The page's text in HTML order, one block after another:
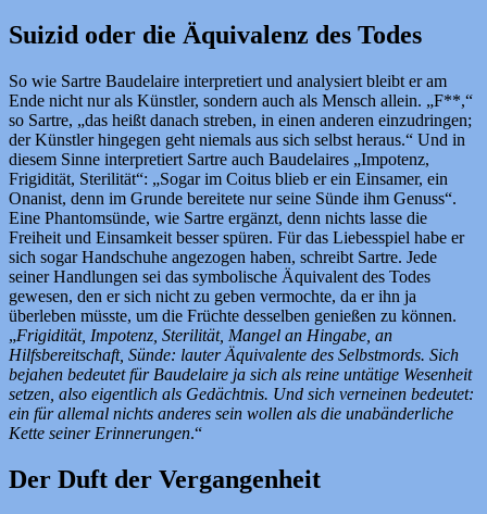
Suizid oder die Äquivalenz des Todes
So wie Sartre Baudelaire interpretiert und analysiert bleibt er am
Ende nicht nur als Künstler, sondern auch als Mensch allein. „F**,“
so Sartre, „das heißt danach streben, in einen anderen einzudringen;
der Künstler hingegen geht niemals aus sich selbst heraus.“ Und in
diesem Sinne interpretiert Sartre auch Baudelaires „Impotenz,
Frigidität, Sterilität“: „Sogar im Coitus blieb er ein Einsamer, ein
Onanist, denn im Grunde bereitete nur seine Sünde ihm Genuss“.
Eine Phantomsünde, wie Sartre ergänzt, denn nichts lasse die
Freiheit und Einsamkeit besser spüren. Für das Liebesspiel habe er
sich sogar Handschuhe angezogen haben, schreibt Sartre. Jede
seiner Handlungen sei das symbolische Äquivalent des Todes
gewesen, den er sich nicht zu geben vermochte, da er ihn ja
überleben müsste, um die Früchte desselben genießen zu können.
„Frigidität, Impotenz, Sterilität, Mangel an Hingabe, an
Hilfsbereitschaft, Sünde: lauter Äquivalente des Selbstmords. Sich
bejahen bedeutet für Baudelaire ja sich als reine untätige Wesenheit
setzen, also eigentlich als Gedächtnis. Und sich verneinen bedeutet:
ein für allemal nichts anderes sein wollen als die unabänderliche
Kette seiner Erinnerungen.“
Der Duft der Vergangenheit